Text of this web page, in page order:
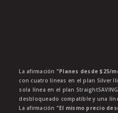
La afirmación "Planes desde $25/
con cuatro líneas en el plan Silver
sola línea en el plan
desbloqueado compatible y una
La afirmación "El mismo precio